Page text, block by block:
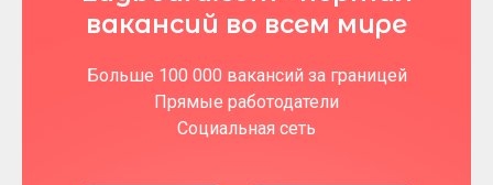
вакансий во всем мире
Больше 100 000 вакансий за границей
Прямые работодатели
Социальная сеть